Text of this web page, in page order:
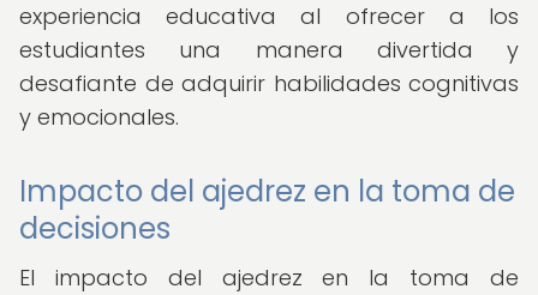
experiencia educativa al ofrecer a los
estudiantes una manera divertida y
desafiante de adquirir habilidades cognitivas
y emocionales.
Impacto del ajedrez en la toma de
decisiones
El impacto del ajedrez en la toma de